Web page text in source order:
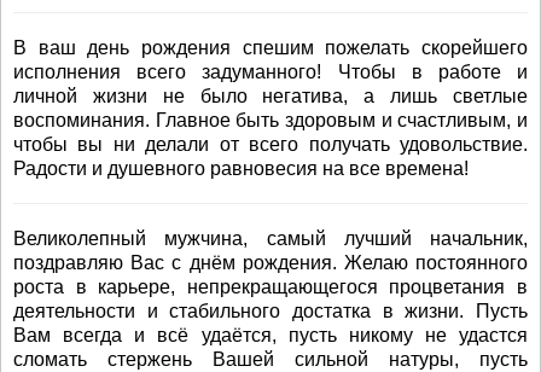
В ваш день рождения спешим пожелать скорейшего
исполнения всего задуманного! Чтобы в работе и
личной жизни не было негатива, а лишь светлые
воспоминания. Главное быть здоровым и счастливым, и
чтобы вы ни делали от всего получать удовольствие.
Радости и душевного равновесия на все времена!
Великолепный мужчина, самый лучший начальник,
поздравляю Вас с днём рождения. Желаю постоянного
роста в карьере, непрекращающегося процветания в
деятельности и стабильного достатка в жизни. Пусть
Вам всегда и всё удаётся, пусть никому не удастся
сломать стержень Вашей сильной натуры, пусть